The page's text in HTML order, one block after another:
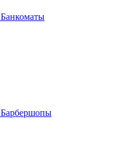
Банкоматы
Барбершопы